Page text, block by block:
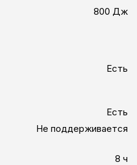
800 Дж
Есть
Есть
Не поддерживается
8 ч